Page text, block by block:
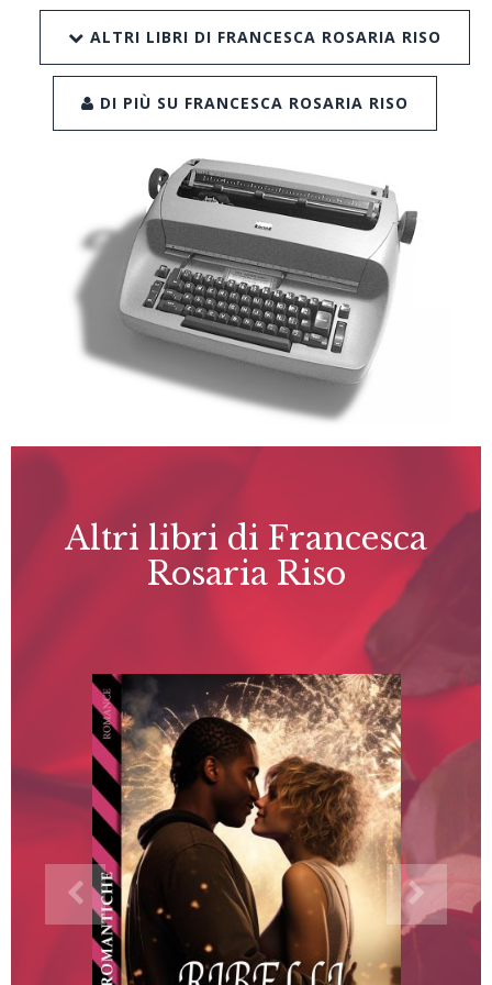
ALTRI LIBRI DI FRANCESCA ROSARIA RISO
DI PIÙ SU FRANCESCA ROSARIA RISO
Altri libri di Francesca
Rosaria Riso